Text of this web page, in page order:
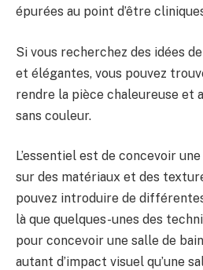
épurées au point d’être
Si vous recherchez des idées
et élégantes, vous pouvez
rendre la pièce chaleureuse et
sans couleur.
L’essentiel est de concevoir
sur des matériaux et des
pouvez introduire de
là que quelques-unes des
pour concevoir une salle de
autant d’impact visuel qu’une